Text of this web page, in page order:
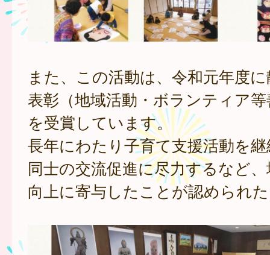
また、この活動は、令和元年度
表彰（地域活動・ボランティア
を受賞しています。
長年にわたり子育て支援活動を
同士の交流促進に尽力するなど
向上に寄与したことが認められ